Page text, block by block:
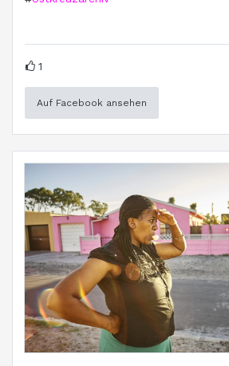
1
Auf Facebook ansehen